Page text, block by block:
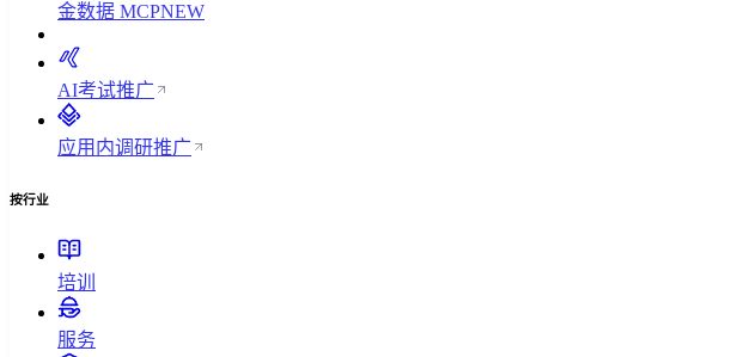
金数据 MCPNEW
AI考试推广
应用内调研推广
按行业
培训
服务